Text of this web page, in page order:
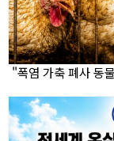
"폭염 가축 폐사 동